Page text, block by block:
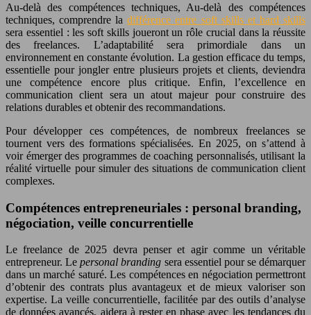
Au-delà des compétences techniques, Au-delà des compétences
techniques, comprendre ladifférence entre soft skills et hard skills
sera essentiel : les soft skills joueront un rôle crucial dans la réussite
des freelances. L’adaptabilité sera primordiale dans un
environnement en constante évolution. La gestion efficace du temps,
essentielle pour jongler entre plusieurs projets et clients, deviendra
une compétence encore plus critique. Enfin, l’excellence en
communication client sera un atout majeur pour construire des
relations durables et obtenir des recommandations.
Pour développer ces compétences, de nombreux freelances se
tournent vers des formations spécialisées. En 2025, on s’attend à
voir émerger des programmes de coaching personnalisés, utilisant la
réalité virtuelle pour simuler des situations de communication client
complexes.
Compétences entrepreneuriales : personal branding,
négociation, veille concurrentielle
Le freelance de 2025 devra penser et agir comme un véritable
entrepreneur. Lepersonal branding sera essentiel pour se démarquer
dans un marché saturé. Les compétences en négociation permettront
d’obtenir des contrats plus avantageux et de mieux valoriser son
expertise. La veille concurrentielle, facilitée par des outils d’analyse
de données avancés, aidera à rester en phase avec les tendances du